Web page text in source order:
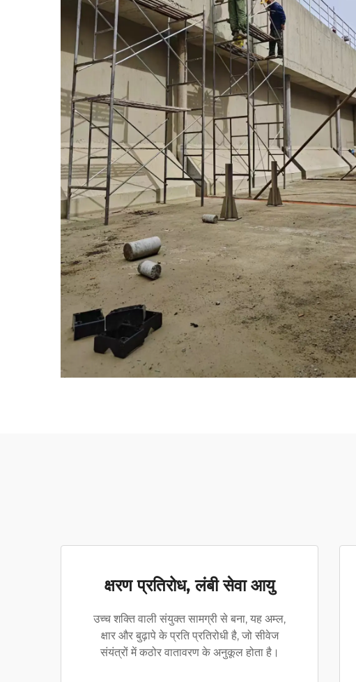
क्षरण प्रतिरोध, लंबी सेवा आयु
उच्च शक्ति वाली संयुक्त सामग्री से बना, यह अम्ल,
क्षार और बुढ़ापे के प्रति प्रतिरोधी है, जो सीवेज
संयंत्रों में कठोर वातावरण के अनुकूल होता है।